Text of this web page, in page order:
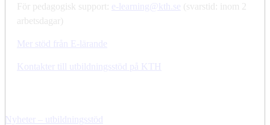
För pedagogisk support: e-learning@kth.se (svarstid: inom 2
arbetsdagar)
Mer stöd från E-lärande
Kontakter till utbildningsstöd på KTH
Nyheter – utbildningsstöd